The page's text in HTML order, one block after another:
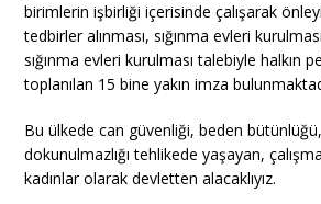
birimlerin işbirliği içerisinde çalışarak
tedbirler alınması, sığınma evleri
sığınma evleri kurulması talebiyle halkın
toplanılan 15 bine yakın imza
Bu ülkede can güvenliği, beden
dokunulmazlığı tehlikede yaşayan,
kadınlar olarak devletten alacaklıyız.